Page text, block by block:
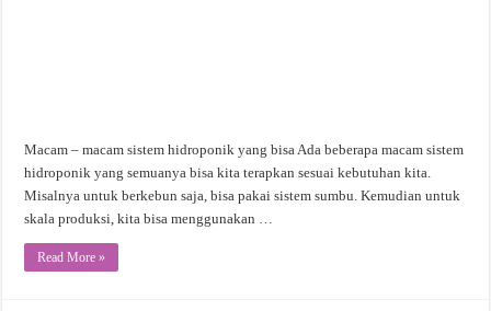
Macam – macam sistem hidroponik yang bisa Ada beberapa macam sistem
hidroponik yang semuanya bisa kita terapkan sesuai kebutuhan kita.
Misalnya untuk berkebun saja, bisa pakai sistem sumbu. Kemudian untuk
skala produksi, kita bisa menggunakan …
Read More »